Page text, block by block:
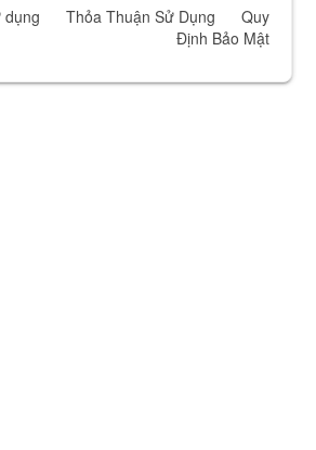
dụng Thỏa Thuận Sử Dụng
Quy
Định Bảo Mật